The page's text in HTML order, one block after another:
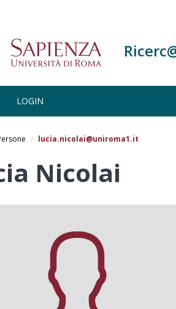
LOGIN
lucia.nicolai@uniroma1.it
Nicolai